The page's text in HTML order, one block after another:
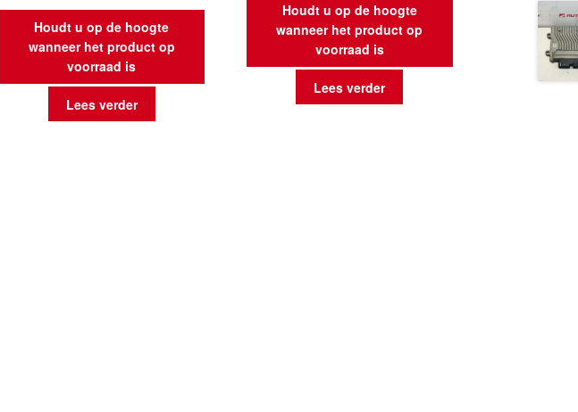
Houdt u op de hoogte
wanneer het product op
voorraad is
Lees verder
Houdt u op de hoogte
wanneer het product op
voorraad is
Lees verder